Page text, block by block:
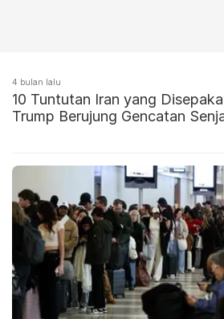
4 bulan lalu
10 Tuntutan Iran yang
Trump Berujung Gencatan